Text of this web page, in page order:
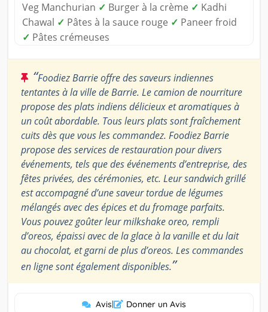
Veg Manchurian ✓ Burger à la crème ✓ Kadhi
Chawal ✓ Pâtes à la sauce rouge ✓ Paneer froid
✓ Pâtes crémeuses
“Foodiez Barrie offre des saveurs indiennes
tentantes à la ville de Barrie. Le camion de nourriture
propose des plats indiens délicieux et aromatiques à
un coût abordable. Tous leurs plats sont fraîchement
cuits dès que vous les commandez. Foodiez Barrie
propose des services de restauration pour divers
événements, tels que des événements d’entreprise, des
fêtes privées, des cérémonies, etc. Leur sandwich grillé
est accompagné d’une saveur tordue de légumes
mélangés avec des épices et du fromage parfaits.
Vous pouvez goûter leur milkshake oreo, rempli
d’oreos, épaissi avec de la glace à la vanille et du lait
au chocolat, et garni de plus d’oreos. Les commandes
en ligne sont également disponibles.”
Avis| Donner un Avis